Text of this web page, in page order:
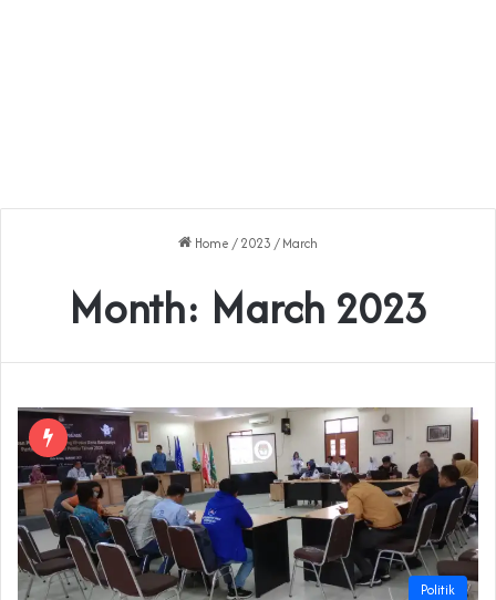
Home / 2023 / March
Month: March 2023
Politik